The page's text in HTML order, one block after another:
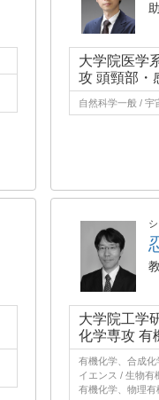
大学院医学
攻 頭頸部・
自然科学一般 / 宇
大学院工学
化学専攻 有
有機化学、合成
イエンス / 生物有
有機化学、物理有